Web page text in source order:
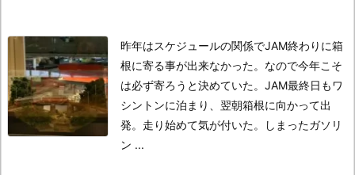
昨年はスケジュールの関係でJAM終わりに箱
根に寄る事が出来なかった。 なので今年こそ
は必ず寄ろうと決めていた。 JAM最終日もワ
シントンに泊まり、翌朝箱根に向かって出
発。 走り始めて気が付いた。しまったガソリ
ン ...